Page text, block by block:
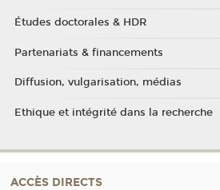
Études doctorales & HDR
Partenariats & financements
Diffusion, vulgarisation, médias
Ethique et intégrité dans la recherche
ACCÈS DIRECTS